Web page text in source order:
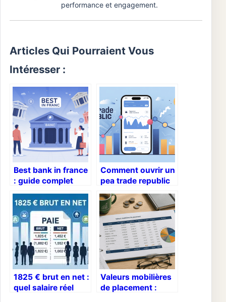
performance et engagement.
Articles Qui Pourraient Vous
Intéresser :
Best bank in france
: guide complet
pour choisir la
bonne banque
Comment ouvrir un
pea trade republic
simplement et sans
erreur
1825 € brut en net :
quel salaire réel
Valeurs mobilières
de placement :